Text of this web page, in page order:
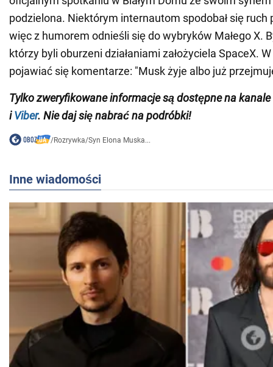
podzielona. Niektórym internautom spodobał się ruch
więc z humorem odnieśli się do wybryków Małego X.
którzy byli oburzeni działaniami założyciela SpaceX.
pojawiać się komentarze: "Musk żyje albo już
Tylkozweryfikowane informacje są dostępne nakanale
iViber. Nie daj się nabrać na podróbki!
/Rozrywka/Syn Elona Muska...
Inne wiadomości